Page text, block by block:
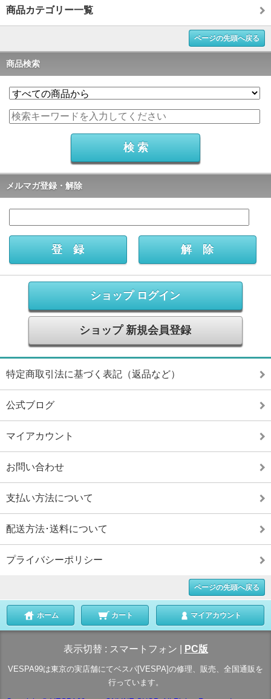
商品カテゴリー一覧
ページの先頭へ戻る
商品検索
メルマガ登録・解除
ショップ ログイン
ショップ 新規会員登録
特定商取引法に基づく表記（返品など）
公式ブログ
マイアカウント
お問い合わせ
支払い方法について
配送方法･送料について
プライバシーポリシー
ページの先頭へ戻る
ホーム カート マイアカウント
表示切替 : スマートフォン PC版
VESPA99は東京の実店舗にてベスパ[VESPA]の修理、販売、全国通販を
行っています。